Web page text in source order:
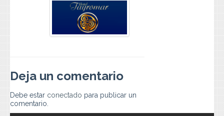
Deja un comentario
Debe estar conectado para publicar un
comentario.